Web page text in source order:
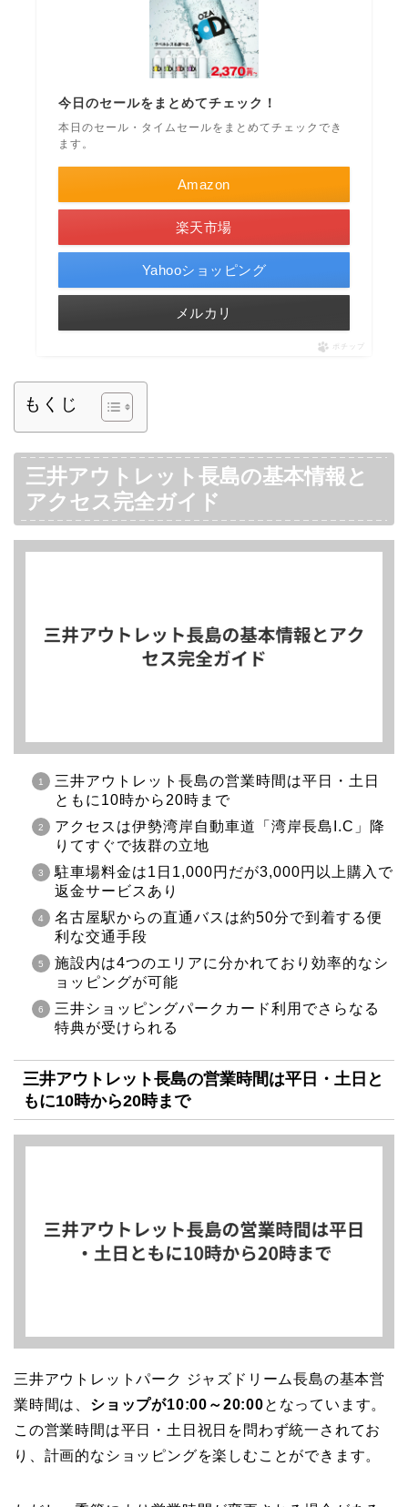
今日のセールをまとめてチェック！
本日のセール・タイムセールをまとめてチェックでき
ます。
Amazon
楽天市場
Yahooショッピング
メルカリ
ポチップ
もくじ
三井アウトレット長島の基本情報と
アクセス完全ガイド
三井アウトレット長島の営業時間は平日・土日
ともに10時から20時まで
アクセスは伊勢湾岸自動車道「湾岸長島I.C」降
りてすぐで抜群の立地
駐車場料金は1日1,000円だが3,000円以上購入で
返金サービスあり
名古屋駅からの直通バスは約50分で到着する便
利な交通手段
施設内は4つのエリアに分かれており効率的なシ
ョッピングが可能
三井ショッピングパークカード利用でさらなる
特典が受けられる
三井アウトレット長島の営業時間は平日・土日と
もに10時から20時まで
三井アウトレットパーク ジャズドリーム長島の基本営
業時間は、 ショップが10:00～20:00となっています。
この営業時間は平日・土日祝日を問わず統一されてお
り、計画的なショッピングを楽しむことができます。